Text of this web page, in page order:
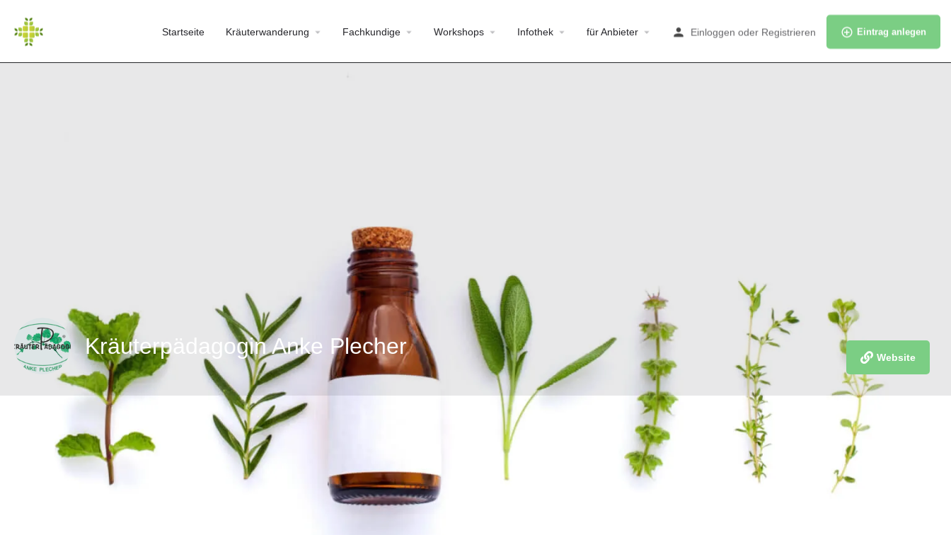
Startseite Kräuterwanderung Fachkundige Workshops Infothek für Anbieter Einloggen oder Registrieren Eintrag anlegen
Kräuterpädagogin Anke Plecher Website
Bewertungen
zur Webseite E-Mail senden anrufen merken